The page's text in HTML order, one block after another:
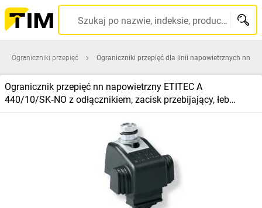
Szukaj po nazwie, indeksie, producencie, kodzie kreskowym...
Ograniczniki przepięć Ograniczniki przepięć dla linii napowietrznych nn
Ogranicznik przepięć nn napowietrzny ETITEC A
440/10/SK‑NO z odłącznikiem, zacisk przebijający, łeb